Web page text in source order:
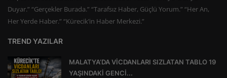
Duyar.” “Gerçekler Burada.” “Tarafsız Haber, Güçlü Yorum.” “Her An,
Her Yerde Haber.” “Kürecik’in Haber Merkezi.”
TREND YAZILAR
MALATYA’DA VİCDANLARI SIZLATAN TABLO 19
YAŞINDAKİ GENCİ...